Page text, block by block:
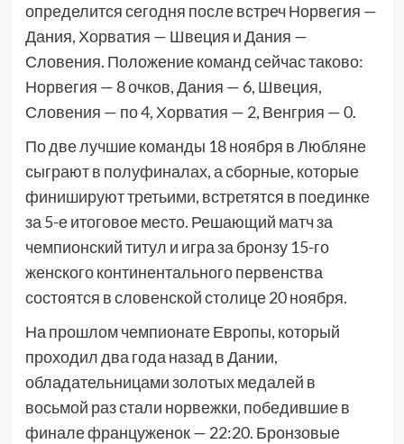
определится сегодня после встреч Норвегия —
Дания, Хорватия — Швеция и Дания —
Словения. Положение команд сейчас таково:
Норвегия — 8 очков, Дания — 6, Швеция,
Словения — по 4, Хорватия — 2, Венгрия — 0.
По две лучшие команды 18 ноября в Любляне
сыграют в полуфиналах, а сборные, которые
финишируют третьими, встретятся в поединке
за 5-е итоговое место. Решающий матч за
чемпионский титул и игра за бронзу 15-го
женского континентального первенства
состоятся в словенской столице 20 ноября.
На прошлом чемпионате Европы, который
проходил два года назад в Дании,
обладательницами золотых медалей в
восьмой раз стали норвежки, победившие в
финале француженок — 22:20. Бронзовые